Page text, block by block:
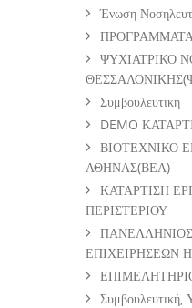
Ένωση
ΠΡΟΓΡΑΜΜΑΤΑ
ΨΥΧΙΑΤΡΙΚΟ
Συμβουλευτική
DEMO
ΒΙΟΤΕΧΝΙΚΟ
ΑΘΗΝΑΣ(ΒΕΑ)
ΚΑΤΑΡΤΙΣΗ
ΠΕΡΙΣΤΕΡΙΟΥ
ΕΠΙΧΕΙΡΗΣΕΩΝ
Συμβουλευτική,